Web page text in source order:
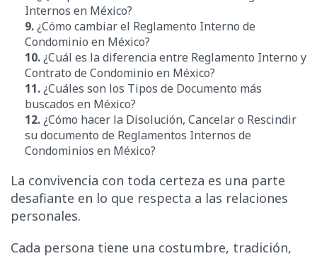
Internos en México?
9.¿Cómo cambiar el Reglamento Interno de
Condominio en México?
10.¿Cuál es la diferencia entre Reglamento Interno y
Contrato de Condominio en México?
11.¿Cuáles son los Tipos de Documento más
buscados en México?
12.¿Cómo hacer la Disolución, Cancelar o Rescindir
su documento de Reglamentos Internos de
Condominios en México?
La convivencia con toda certeza es una parte
desafiante en lo que respecta a las relaciones
personales.
Cada persona tiene una costumbre, tradición,